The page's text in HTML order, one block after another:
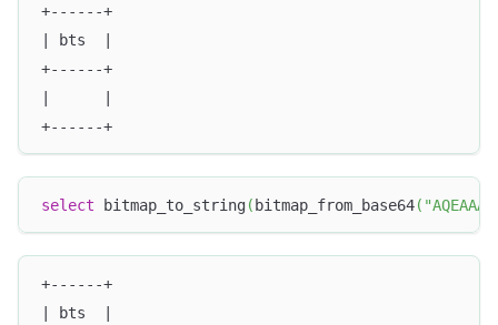
+------+
| bts  |
+------+
|      |
+------+
select bitmap_to_string( bitmap_from_base64(
+------+
| bts  |